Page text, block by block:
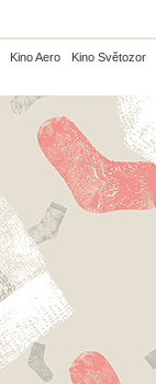
Kino Aero Kino Světozor